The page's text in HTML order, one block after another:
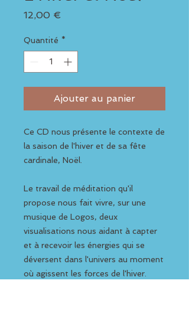
12,00 €
Quantité *
Ajouter au panier
Ce CD nous présente le contexte de
la saison de l'hiver et de sa fête
cardinale, Noël.
Le travail de méditation qu'il
propose nous fait vivre, sur une
musique de Logos, deux
visualisations nous aidant à capter
et à recevoir les énergies qui se
déversent dans l'univers au moment
où agissent les forces de l'hiver.